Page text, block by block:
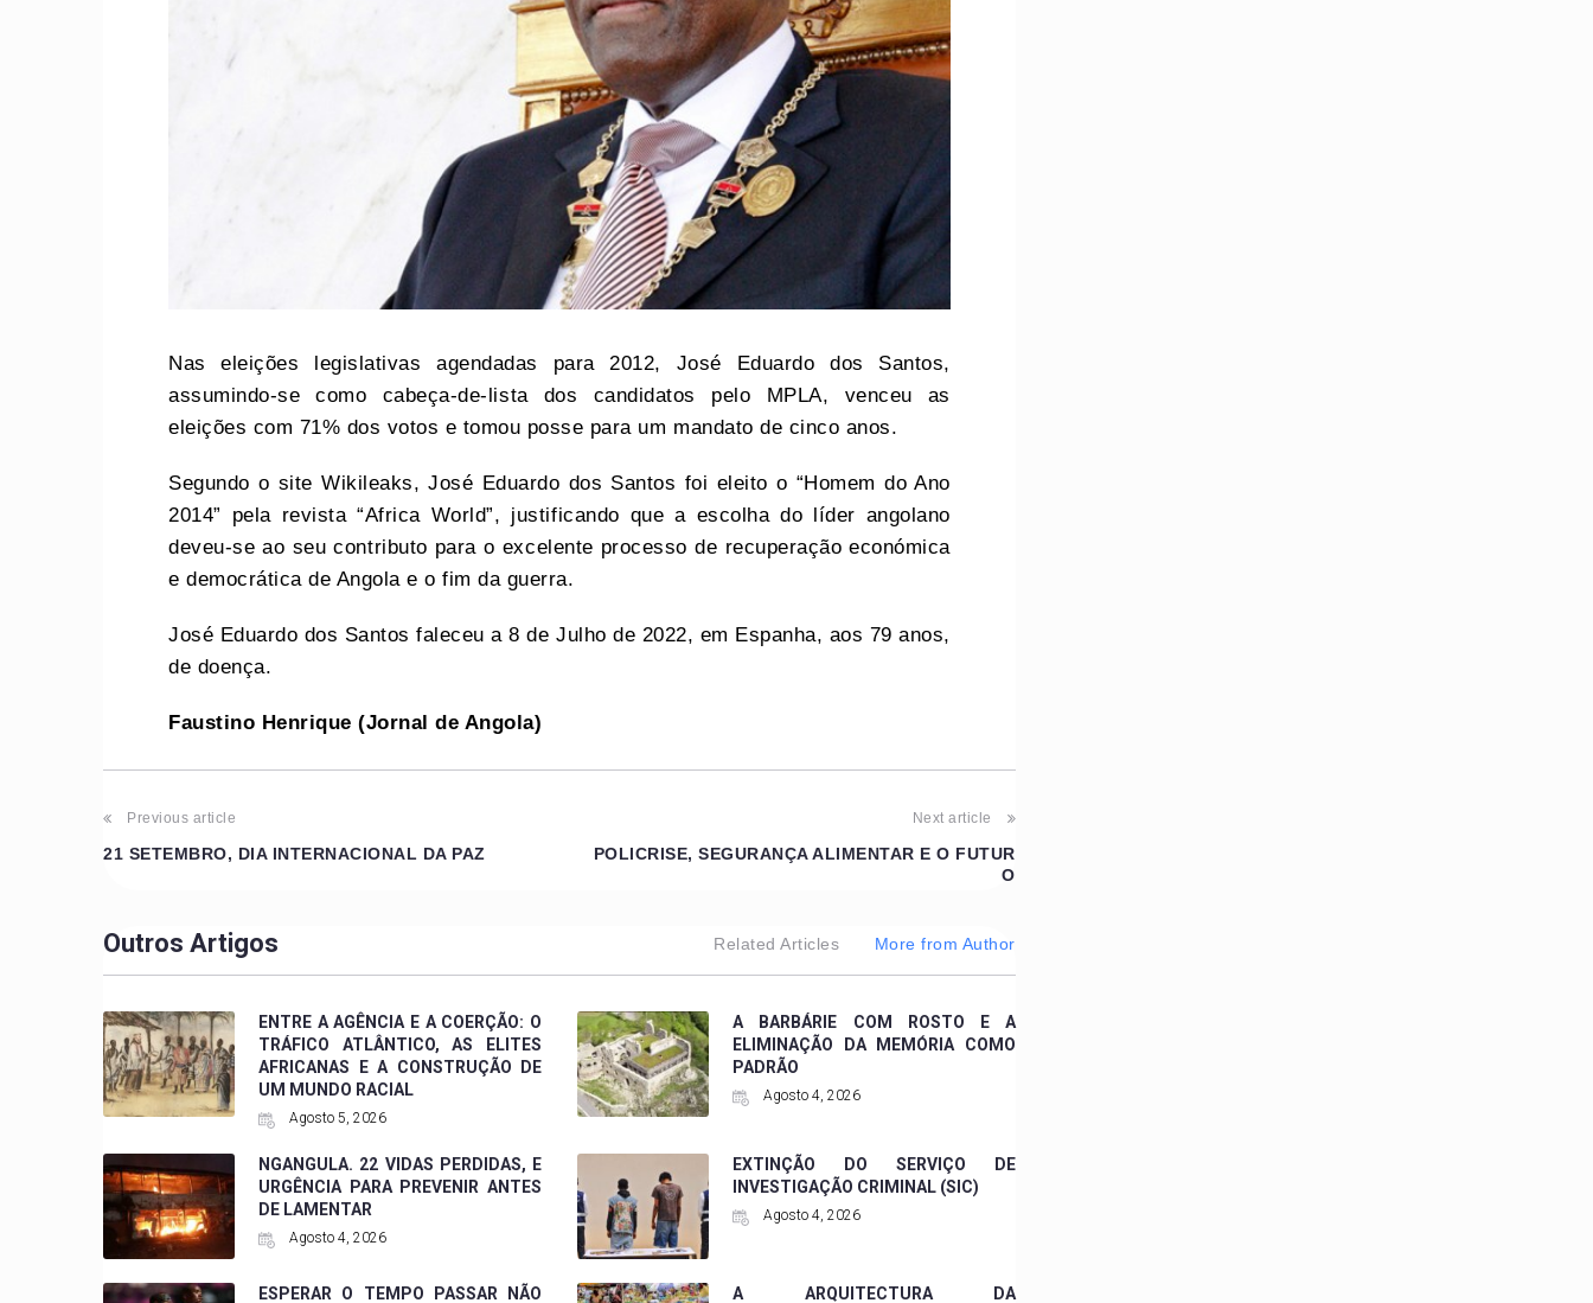
Nas eleições legislativas agendadas para 2012, José Eduardo dos Santos,
assumindo-se como cabeça-de-lista dos candidatos pelo MPLA, venceu as
eleições com 71% dos votos e tomou posse para um mandato de cinco anos.
Segundo o site Wikileaks, José Eduardo dos Santos foi eleito o “Homem do Ano
2014” pela revista “Africa World”, justificando que a escolha do líder angolano
deveu-se ao seu contributo para o excelente processo de recuperação económica
e democrática de Angola e o fim da guerra.
José Eduardo dos Santos faleceu a 8 de Julho de 2022, em Espanha, aos 79 anos,
de doença.
Faustino Henrique (Jornal de Angola)
Previous article
21 SETEMBRO, DIA INTERNACIONAL DA PAZ
Next article
POLICRISE, SEGURANÇA ALIMENTAR E O FUTUR
O
Outros Artigos Related Articles More from Author
ENTRE A AGÊNCIA E A COERÇÃO: O
TRÁFICO ATLÂNTICO, AS ELITES
AFRICANAS E A CONSTRUÇÃO DE
UM MUNDO RACIAL
Agosto 5, 2026
A BARBÁRIE COM ROSTO E A
ELIMINAÇÃO DA MEMÓRIA COMO
PADRÃO
Agosto 4, 2026
NGANGULA. 22 VIDAS PERDIDAS, E
URGÊNCIA PARA PREVENIR ANTES
DE LAMENTAR
Agosto 4, 2026
EXTINÇÃO DO SERVIÇO DE
INVESTIGAÇÃO CRIMINAL (SIC)
Agosto 4, 2026
ESPERAR O TEMPO PASSAR NÃO
A ARQUITECTURA DA